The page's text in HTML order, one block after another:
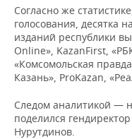
Согласно же
голосования, десятка
изданий республики
Online», KazanFirst,
«Комсомольская
Казань», ProKazan,
Следом аналитикой —
поделился
Нурутдинов.